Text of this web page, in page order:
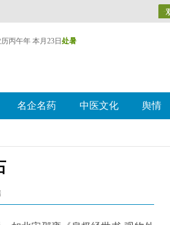
丙午年 本月23日 处暑
名企名药 中医文化 舆情